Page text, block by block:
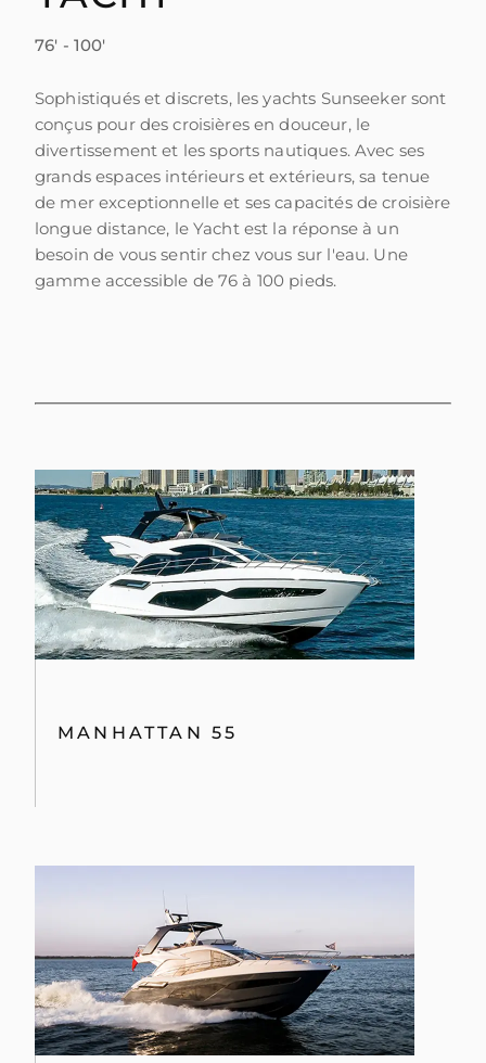
76' - 100'
Sophistiqués et discrets, les yachts Sunseeker sont
conçus pour des croisières en douceur, le
divertissement et les sports nautiques. Avec ses
grands espaces intérieurs et extérieurs, sa tenue
de mer exceptionnelle et ses capacités de croisière
longue distance, le Yacht est la réponse à un
besoin de vous sentir chez vous sur l'eau. Une
gamme accessible de 76 à 100 pieds.
MANHATTAN 55